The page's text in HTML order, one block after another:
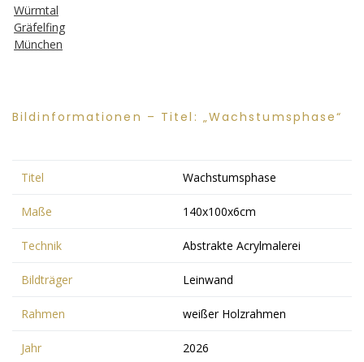
Bildinformationen – Titel: „Wachstumsphase“
Titel Wachstumsphase
Maße 140x100x6cm
Technik Abstrakte Acrylmalerei
Bildträger Leinwand
Rahmen weißer Holzrahmen
Jahr 2026